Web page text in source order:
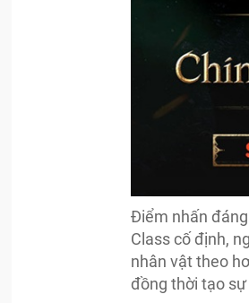
Điểm nhấn
Class cố định,
nhân vật theo
đồng thời tạo